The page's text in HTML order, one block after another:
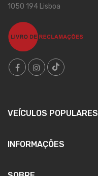
1050 194 Lisboa
VEÍCULOS POPULARES
INFORMAÇÕES